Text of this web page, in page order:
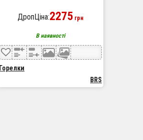
ДропЦіна:2275 грн
В наявності
Горелки
BRS